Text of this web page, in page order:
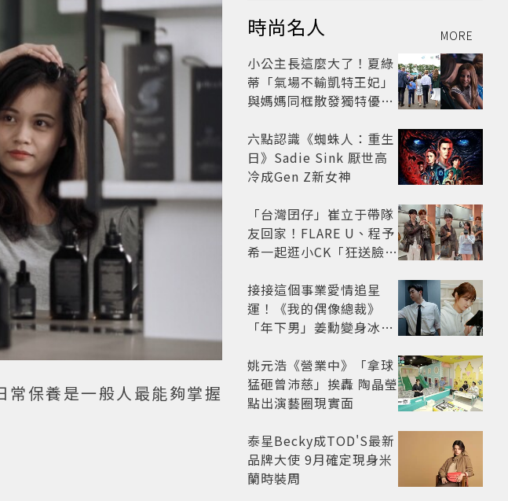
保養是一般人最能夠掌握
時尚名人 MORE
小公主長這麼大了！夏綠
蒂「氣場不輸凱特王妃」
與媽媽同框散發獨特優雅
六點認識《蜘蛛人：重生
日》Sadie Sink 厭世高
冷成Gen Z新女神
「台灣囝仔」崔立于帶隊
友回家！FLARE U、程予
希一起逛小CK「狂送臉頰
站私藏必逛名單
接接這個事業愛情追星
運！《我的偶像總裁》
「年下男」姜勳變身冰山
遇愛情
姚元浩《營業中》「拿球
猛砸曾沛慈」挨轟 陶晶瑩
點出演藝圈現實面
泰星Becky成TOD'S最新
品牌大使 9月確定現身米
蘭時裝周